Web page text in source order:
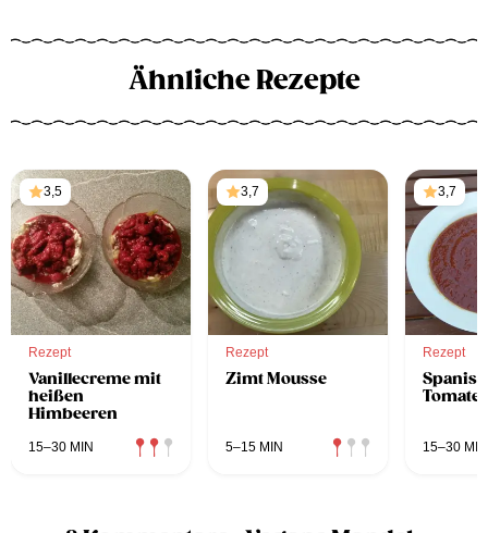
Ähnliche Rezepte
3,5
Rezept
Vanillecreme mit
heißen
Himbeeren
15–30 MIN
3,7
Rezept
Zimt Mousse
5–15 MIN
3,7
Rezept
15–30 MIN